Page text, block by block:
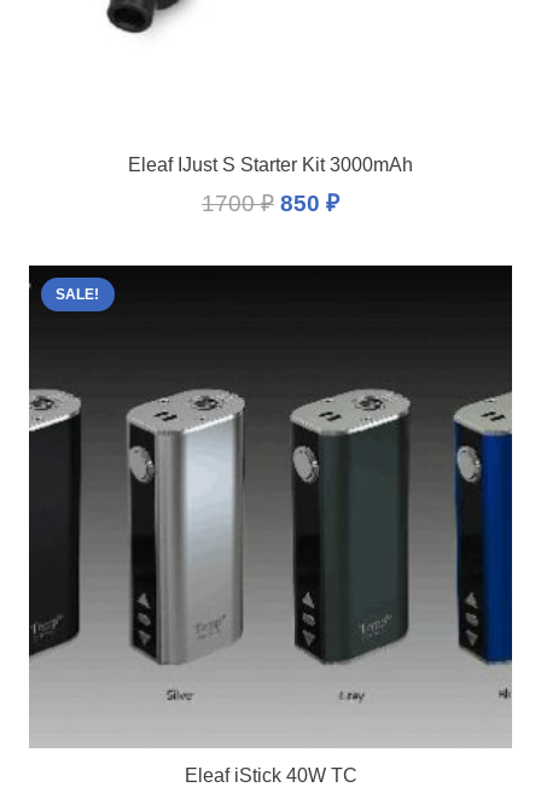
Eleaf IJust S Starter Kit 3000mAh
1700₽ 850 ₽
SALE!
Eleaf iStick 40W TC